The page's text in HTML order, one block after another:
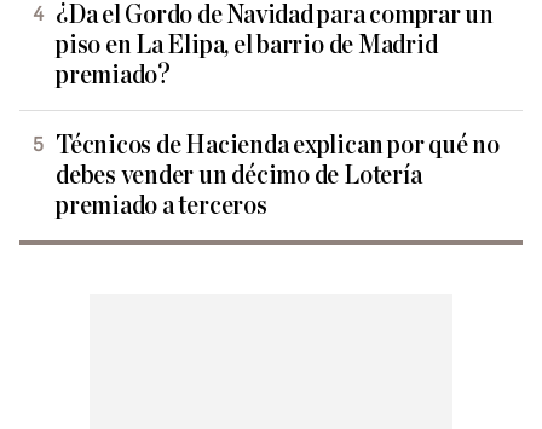
¿Da el Gordo de Navidad para comprar un
piso en La Elipa, el barrio de Madrid
premiado?
Técnicos de Hacienda explican por qué no
debes vender un décimo de Lotería
premiado a terceros